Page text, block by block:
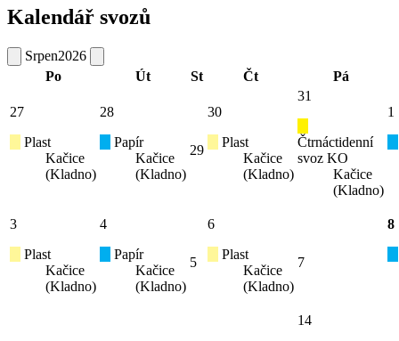
Kalendář svozů
Srpen2026
Po
Út St Čt Pá
27
Plast
Kačice
(Kladno)
28
Papír
Kačice
(Kladno)
29
30
Plast
Kačice
(Kladno)
31
Čtrnáctidenní
svoz KO
Kačice
(Kladno)
1
3
Plast
Kačice
(Kladno)
4
Papír
Kačice
(Kladno)
5
6
Plast
Kačice
(Kladno)
7
8
14